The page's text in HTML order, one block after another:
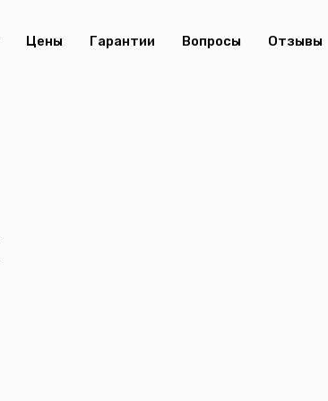
Цены Гарантии Вопросы Отзывы